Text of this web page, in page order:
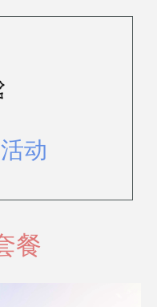
动
尽情玩乐的
。
餐